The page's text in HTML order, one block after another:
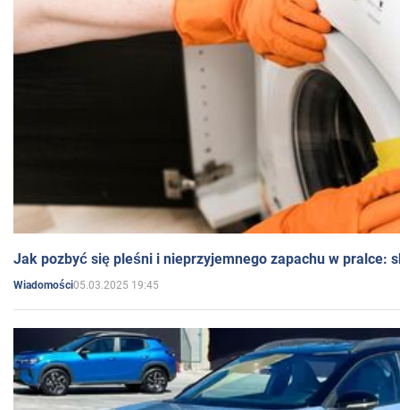
Jak pozbyć się pleśni i nieprzyjemnego zapachu w pralce:
Wiadomości05.03.2025 19:45